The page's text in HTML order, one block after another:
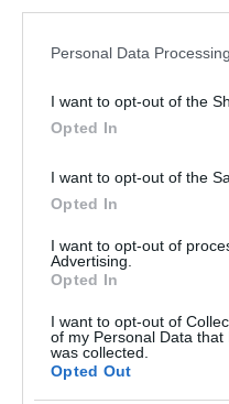
Personal Data
I want to opt-out of the
Opted In
I want to opt-out of the
Opted In
I want to opt-out of
Advertising.
Opted In
I want to opt-out of
of my Personal Data
was collected.
Opted Out
w abonamencie.
kawy na
SPRAWDŹ